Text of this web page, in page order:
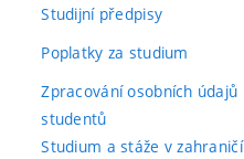
Studijní předpisy
Poplatky za studium
Zpracování osobních údajů
studentů
Studium a stáže v zahraničí